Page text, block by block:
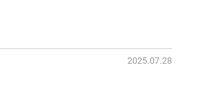
2025.07.28